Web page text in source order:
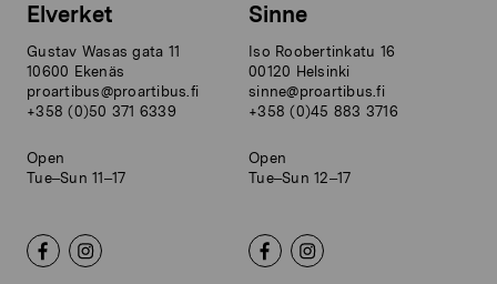
Elverket
Gustav Wasas gata 11
10600 Ekenäs
proartibus@proartibus.fi
+358 (0)50 371 6339
Open
Tue–Sun 11–17
Sinne
Iso Roobertinkatu 16
00120 Helsinki
sinne@proartibus.fi
+358 (0)45 883 3716
Open
Tue–Sun 12–17